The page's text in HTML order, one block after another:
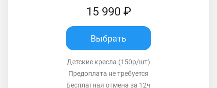
15 990 ₽
Выбрать
Детские кресла (150р/шт)
Предоплата не требуется
Бесплатная отмена за 12ч